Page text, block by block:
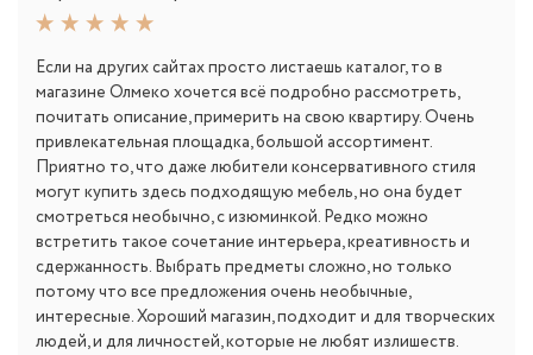
Если на других сайтах просто листаешь каталог, то в
магазине Олмеко хочется всё подробно рассмотреть,
почитать описание, примерить на свою квартиру. Очень
привлекательная площадка, большой ассортимент.
Приятно то, что даже любители консервативного стиля
могут купить здесь подходящую мебель, но она будет
смотреться необычно, с изюминкой. Редко можно
встретить такое сочетание интерьера, креативность и
сдержанность. Выбрать предметы сложно, но только
потому что все предложения очень необычные,
интересные. Хороший магазин, подходит и для творческих
людей, и для личностей, которые не любят излишеств.